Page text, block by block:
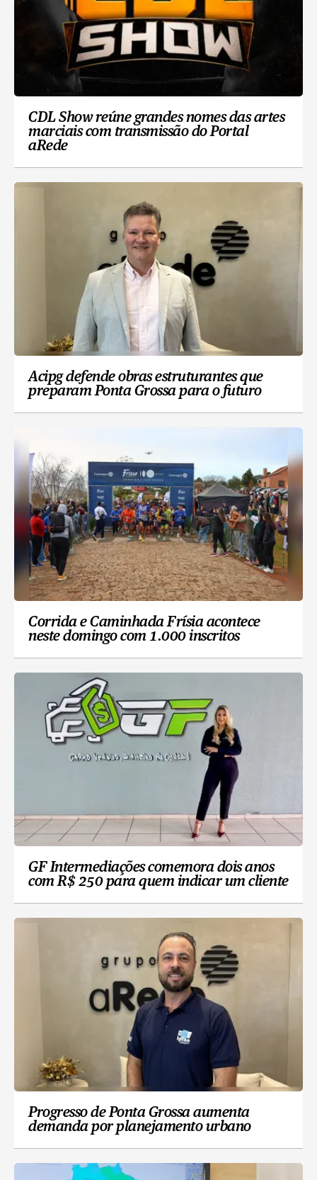
CDL Show reúne grandes nomes das artes
marciais com transmissão do Portal
aRede
Acipg defende obras estruturantes que
preparam Ponta Grossa para o futuro
Corrida e Caminhada Frísia acontece
neste domingo com 1.000 inscritos
GF Intermediações comemora dois anos
com R$ 250 para quem indicar um cliente
Progresso de Ponta Grossa aumenta
demanda por planejamento urbano